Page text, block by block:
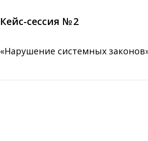
Кейс-сессия № 2
«Нарушение системных